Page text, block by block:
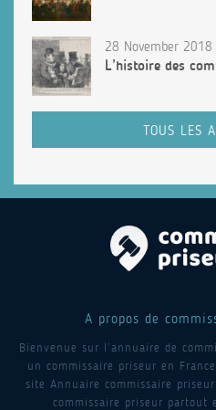
28 November 2018
L’histoire des
TOUS LES
A propos de
Bienvenue sur l’annuaire de
un commissaire priseur en
site Annuaire commissaire
commissaire priseur partout